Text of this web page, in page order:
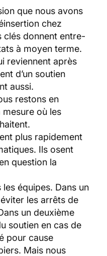
que nous avons
chez
clés donnent entre-
à moyen terme.
reviennent après
d’un soutien
aussi.
restons en
où les
plus rapidement
Ils osent
question la
équipes. Dans un
les arrêts de
un deuxième
soutien en cas de
pour cause
Mais nous